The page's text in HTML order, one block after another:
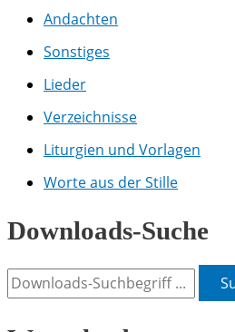
Andachten
Sonstiges
Lieder
Verzeichnisse
Liturgien und Vorlagen
Worte aus der Stille
Downloads-Suche